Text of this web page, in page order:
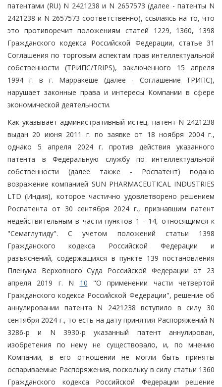
патентами (RU) N 2421238 и N 2657573 (далее - патенты N
2421238 и N 2657573 соответственно), ссылаясь на то, что
это противоречит положениям статей 1229, 1360, 1398
Гражданского кодекса Российской Федерации, статье 31
Соглашения по торговым аспектам прав интеллектуальной
собственности (ТРИПС/TRIPS), заключенного 15 апреля
1994 г. в г. Марракеше (далее - Соглашение ТРИПС),
нарушает законные права и интересы Компании в сфере
экономической деятельности.
Как указывает административный истец, патент N 2421238
выдан 20 июня 2011 г. по заявке от 18 ноября 2004 г.,
однако 5 апреля 2024 г. против действия указанного
патента в Федеральную службу по интеллектуальной
собственности (далее также - Роспатент) подано
возражение компанией SUN PHARMACEUTICAL INDUSTRIES
LTD (Индия), которое частично удовлетворено решением
Роспатента от 30 сентября 2024 г., признавшим патент
недействительным в части пунктов 1 - 14, относящимся к
"Семаглутиду". С учетом положений статьи 1398
Гражданского кодекса Российской Федерации и
разъяснений, содержащихся в пункте 139 постановления
Пленума Верховного Суда Российской Федерации от 23
апреля 2019 г. N 10 "О применении части четвертой
Гражданского кодекса Российской Федерации", решение об
аннулировании патента N 2421238 вступило в силу 30
сентября 2024 г., то есть на дату принятия Распоряжений N
3286-р и N 3930-р указанный патент аннулирован,
изобретения по нему не существовало, и, по мнению
Компании, в его отношении не могли быть приняты
оспариваемые Распоряжения, поскольку в силу статьи 1360
Гражданского кодекса Российской Федерации решение